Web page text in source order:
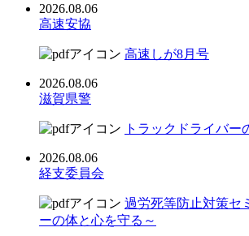
2026.08.06
高速安協
高速しが8月号
2026.08.06
滋賀県警
トラックドライバー
2026.08.06
経支委員会
過労死等防止対策セ
ーの体と心を守る～